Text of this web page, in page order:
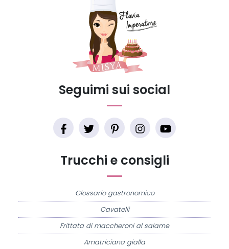
Trucchi e consigli
Glossario gastronomico
Cavatelli
Frittata di maccheroni al salame
Amatriciana gialla
Seguimi sui social